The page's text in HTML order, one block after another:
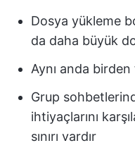
Dosya yükleme
da daha büyük
Aynı anda
Grup
ihtiyaçlarını
sınırı vardır